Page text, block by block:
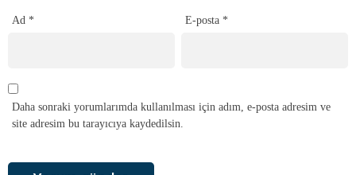
Ad * E-posta *
Daha sonraki yorumlarımda kullanılması için adım, e-posta adresim ve
site adresim bu tarayıcıya kaydedilsin.